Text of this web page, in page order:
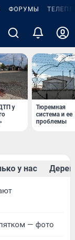
ФОРУМЫ
у
Тюремная
система и ее
проблемы
у нас
— фото